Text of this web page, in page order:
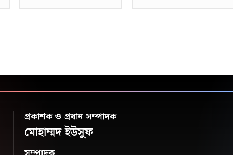
প্রকাশক ও প্রধান সম্পাদক
মোহাম্মদ ইউসুফ